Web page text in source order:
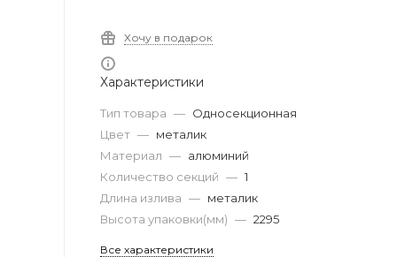
Хочу в подарок
Характеристики
Тип товара — Односекционная
Цвет — металик
Материал — алюминий
Количество секций — 1
Длина излива — металик
Высота упаковки(мм) — 2295
Все характеристики